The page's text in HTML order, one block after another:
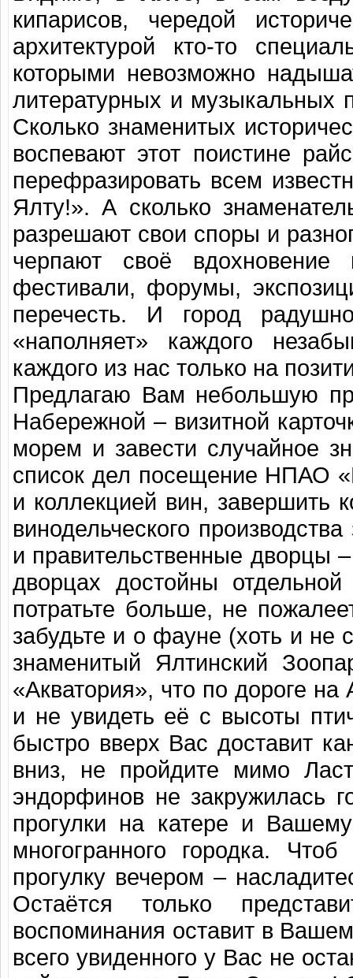
кипарисов, чередой
архитектурой кто-то
которыми невозможно
литературных и музыкальных
Сколько знаменитых
воспевают этот поистине
перефразировать всем
Ялту!». А сколько
разрешают свои споры и
черпают своё
фестивали, форумы,
перечесть. И город
«наполняет» каждого
каждого из нас только на
Предлагаю Вам небольшую
Набережной – визитной
морем и завести случайное
список дел посещение НПАО
и коллекцией вин, завершить
винодельческого
и правительственные дворцы
дворцах достойны
потратьте больше, не
забудьте и о фауне (хоть и не
знаменитый Ялтинский
«Акватория», что по дороге
и не увидеть её с высоты
быстро вверх Вас доставит
вниз, не пройдите мимо
эндорфинов не закружилась
прогулки на катере и
многогранного городка.
прогулку вечером –
Остаётся только
воспоминания оставит в
всего увиденного у Вас не